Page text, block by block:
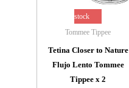
stock
Tommee Tippee
Tetina Closer to Nature
Flujo Lento Tommee
Tippee x 2